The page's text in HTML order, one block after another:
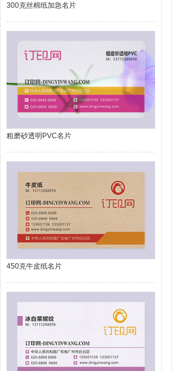
300克丝棉纸加急名片
粗磨砂透明PVC名片
450克牛皮纸名片